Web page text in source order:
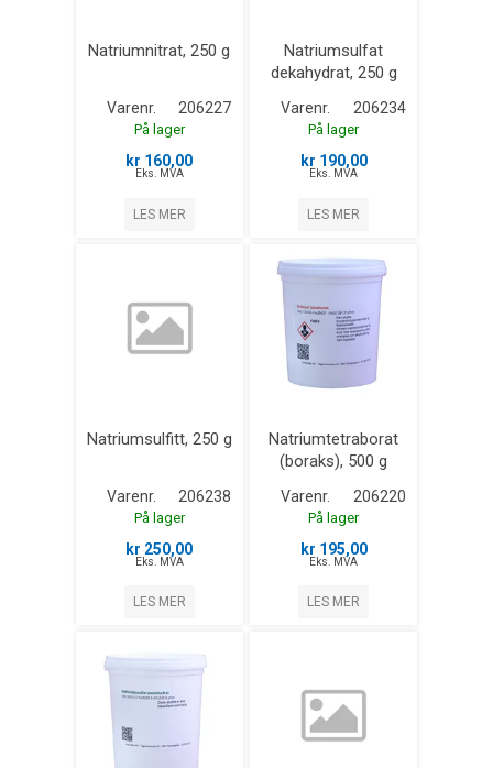
Natriumnitrat, 250 g
Varenr. 206227
På lager
kr 160,00
Eks. MVA
LES MER
Natriumsulfat
dekahydrat, 250 g
Varenr. 206234
På lager
kr 190,00
Eks. MVA
LES MER
Natriumsulfitt, 250 g
Varenr. 206238
På lager
kr 250,00
Eks. MVA
LES MER
Natriumtetraborat
(boraks), 500 g
Varenr. 206220
På lager
kr 195,00
Eks. MVA
LES MER